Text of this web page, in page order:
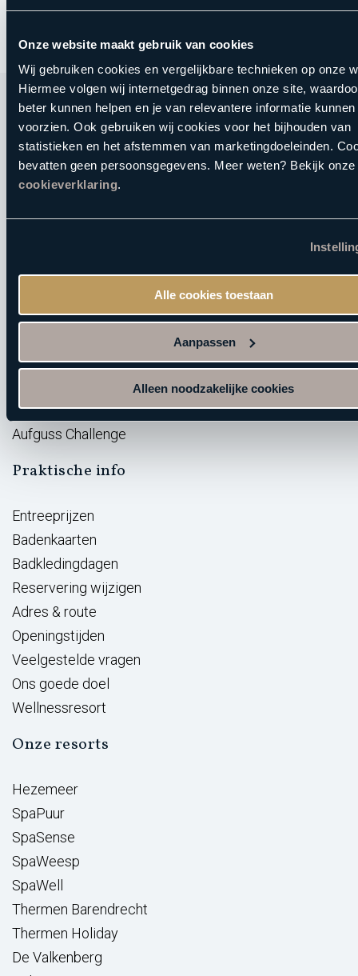
Onze website maakt gebruik van cookies
Wij gebruiken cookies en vergelijkbare technieken op onze
Hiermee volgen wij internetgedrag binnen onze site,
beter kunnen helpen en je van relevantere informatie kunnen
voorzien. Ook gebruiken wij cookies voor het bijhouden van
statistieken en het afstemmen van marketingdoeleinden.
bevatten geen persoonsgegevens. Meer weten? Bekijk onze
cookieverklaring.
Alle cookies toestaan
Aanpassen
Alleen noodzakelijke cookies
Direct naar
Sauna
Reserveren
Arrangementen
BeWellness
Massage opleidingen
Wellness Giftcard
Aufguss Challenge
Praktische info
Entreeprijzen
Badenkaarten
Badkledingdagen
Reservering wijzigen
Adres & route
Openingstijden
Veelgestelde vragen
Ons goede doel
Wellnessresort
Onze resorts
Hezemeer
SpaPuur
SpaSense
SpaWeesp
SpaWell
Thermen Barendrecht
Thermen Holiday
De Valkenberg